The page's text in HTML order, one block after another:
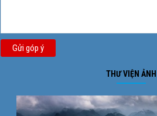
Gửi góp ý
THƯ VIỆN ẢNH